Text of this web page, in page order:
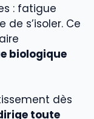
: fatigue
s’isoler. Ce
biologique
dès
toute